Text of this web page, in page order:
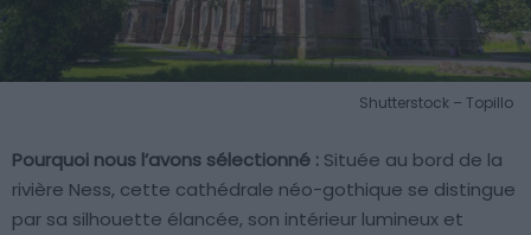
Shutterstock – Topillo
Pourquoi nous l’avons sélectionné : Située au bord de la
rivière Ness, cette cathédrale néo-gothique se distingue
par sa silhouette élancée, son intérieur lumineux et